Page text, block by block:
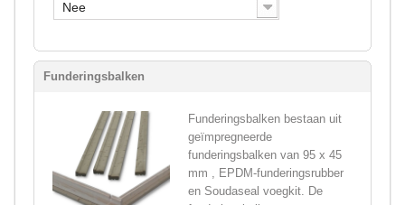
Nee
Funderingsbalken
Funderingsbalken bestaan uit
geïmpregneerde
funderingsbalken van 95 x 45
mm , EPDM-funderingsrubber
en Soudaseal voegkit. De